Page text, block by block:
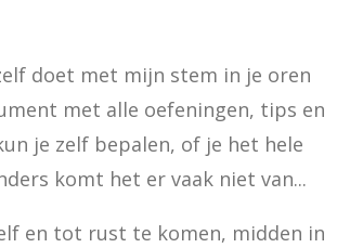
doet met mijn stem in je oren
met alle oefeningen, tips en
je zelf bepalen, of je het hele
komt het er vaak niet van...
en tot rust te komen, midden in